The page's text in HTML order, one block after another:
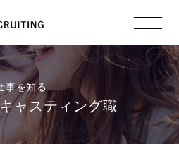
事を知る
ャスティング職